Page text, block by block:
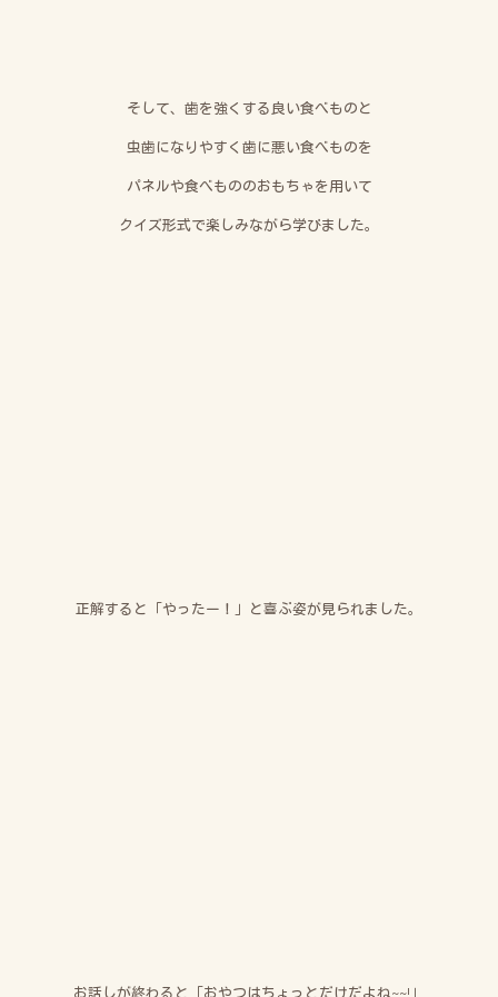
そして、歯を強くする良い食べものと
虫歯になりやすく歯に悪い食べものを
パネルや食べもののおもちゃを用いて
クイズ形式で楽しみながら学びました。
正解すると「やったー！」と喜ぶ姿が見られました。
お話しが終わると「おやつはちょっとだけだよね~~! 」